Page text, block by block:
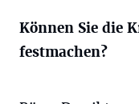
Können Sie die
festmachen?